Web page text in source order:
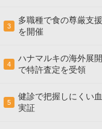
3
多職種で食の尊厳支
を開催
4
ハナマルキの海外展
で特許査定を受領
5
健診で把握しにくい
実証